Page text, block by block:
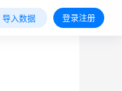
导入数据 登录注册